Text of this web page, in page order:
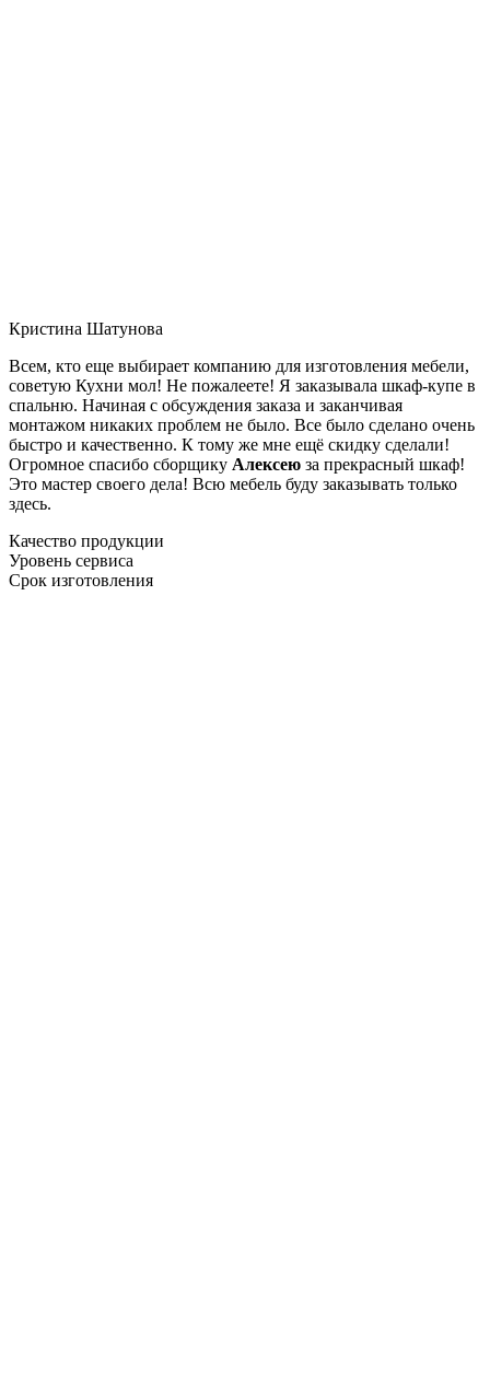
Кристина Шатунова
Всем, кто еще выбирает компанию для изготовления мебели,
советую Кухни мол! Не пожалеете! Я заказывала шкаф-купе в
спальню. Начиная с обсуждения заказа и заканчивая
монтажом никаких проблем не было. Все было сделано очень
быстро и качественно. К тому же мне ещё скидку сделали!
Огромное спасибо сборщику Алексею за прекрасный шкаф!
Это мастер своего дела! Всю мебель буду заказывать только
здесь.
Качество продукции
Уровень сервиса
Срок изготовления